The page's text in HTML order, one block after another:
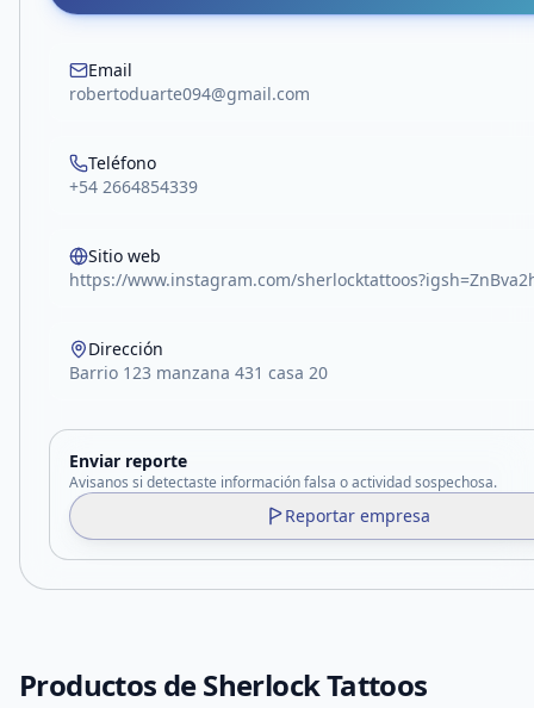
Email
robertoduarte094@gmail.com
Teléfono
+54 2664854339
Sitio web
https://www.instagram.com/
Dirección
Barrio 123 manzana 431 casa 20
Enviar reporte
Avisanos si detectaste información falsa o actividad sospechosa.
Reportar empresa
Productos deSherlock Tattoos